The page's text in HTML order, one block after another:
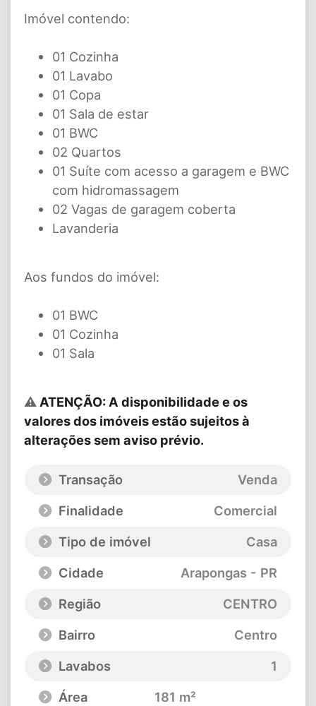
Imóvel contendo:
01 Cozinha
01 Lavabo
01 Copa
01 Sala de estar
01 BWC
02 Quartos
01 Suíte com acesso a garagem e BWC
com hidromassagem
02 Vagas de garagem coberta
Lavanderia
Aos fundos do imóvel:
01 BWC
01 Cozinha
01 Sala
⚠ ATENÇÃO: A disponibilidade e os
valores dos imóveis estão sujeitos à
alterações sem aviso prévio.
Transação
Venda
Finalidade
Comercial
Tipo de imóvel
Casa
Cidade
Arapongas - PR
Região
CENTRO
Bairro
Centro
Lavabos
1
Área
181 m²